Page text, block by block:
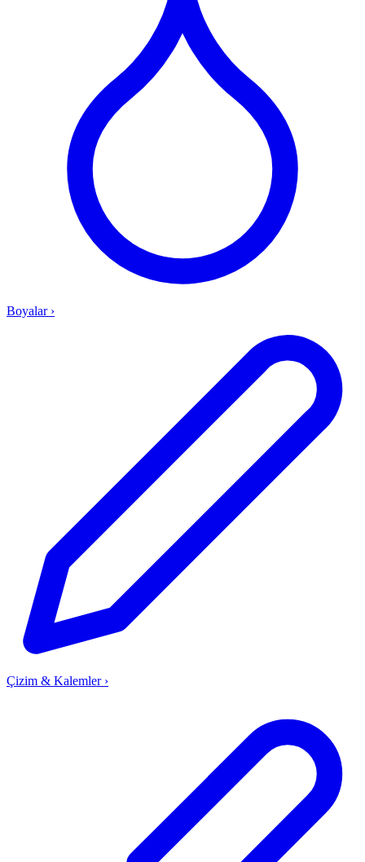
Boyalar ›
Çizim & Kalemler ›